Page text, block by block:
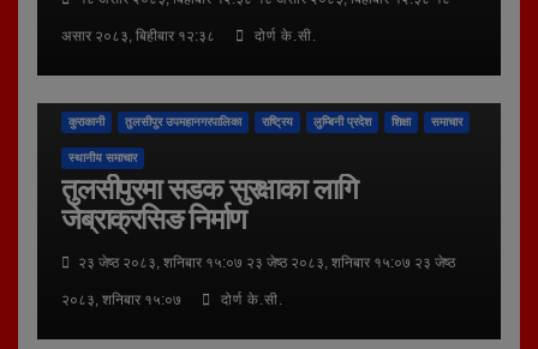
असार २०८३, बिहीबार १२:३८ दोर्ण के.सी.
कुराकानी तुलसीपुर उपमहानगरपालिका राष्ट्रिय लुम्बिनी प्रदेश शिक्षा समाचार
स्थानीय समाचार
तुलसीपुरमा सडक सुरक्षाका लागि
जेब्राक्रसिङ निर्माण
२३ जेष्ठ २०८३, शनिबार १५:०७ २३ जेष्ठ २०८३, शनिबार १५:०७ २३ जेष्ठ
२०८३, शनिबार १५:०७ दोर्ण के.सी.